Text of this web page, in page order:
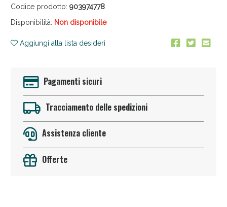
Codice prodotto: 903974778
Disponibilità: Non disponibile
Aggiungi alla lista desideri
Pagamenti sicuri
Tracciamento delle spedizioni
Assistenza cliente
Offerte
Anticellulite e Fanghi: Sconto fino al 40% valido
oggi!